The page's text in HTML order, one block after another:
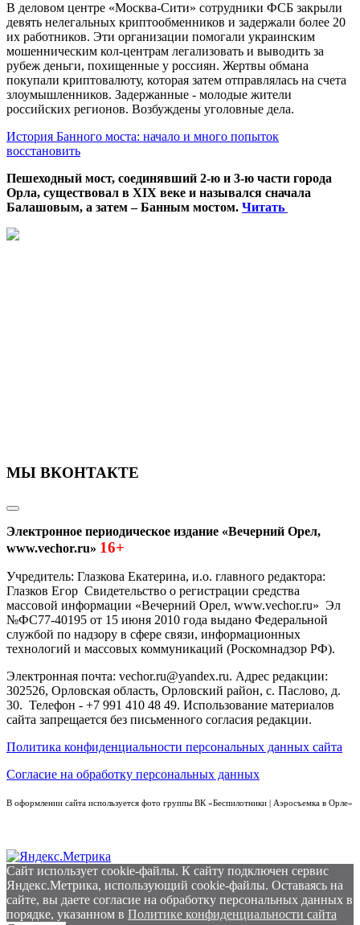
В деловом центре «Москва-Сити» сотрудники ФСБ закрыли
девять нелегальных криптообменников и задержали более 20
их работников. Эти организации помогали украинским
мошенническим кол-центрам легализовать и выводить за
рубеж деньги, похищенные у россиян. Жертвы обмана
покупали криптовалюту, которая затем отправлялась на счета
злоумышленников. Задержанные - молодые жители
российских регионов. Возбуждены уголовные дела.
История Банного моста: начало и много попыток
восстановить
Пешеходный мост, соединявший 2-ю и 3-ю части города
Орла, существовал в XIX веке и назывался сначала
Балашовым, а затем – Банным мостом. Читать
МЫ ВКОНТАКТЕ
Электронное периодическое издание «Вечерний Орел,
www.vechor.ru» 16+
Учредитель: Глазкова Екатерина, и.о. главного редактора:
Глазков Егор Свидетельство о регистрации средства
массовой информации «Вечерний Орел, www.vechor.ru» Эл
№ФС77-40195 от 15 июня 2010 года выдано Федеральной
службой по надзору в сфере связи, информационных
технологий и массовых коммуникаций (Роскомнадзор РФ).
Электронная почта: vechor.ru@yandex.ru. Адрес редакции:
302526, Орловская область, Орловский район, с. Паслово, д.
30. Телефон - +7 991 410 48 49. Использование материалов
сайта запрещается без письменного согласия редакции.
Политика конфиденциальности персональных данных сайта
Согласие на обработку персональных данных
В оформлении сайта используется фото группы ВК «Беспилотники | Аэросъемка в Орле»
Сайт использует cookie-файлы. К cайту подключен сервис
Яндекс.Метрика, использующий cookie-файлы. Оставаясь на
сайте, вы даете согласие на обработку персональных данных в
порядке, указанном в Политике конфиденциальности сайта